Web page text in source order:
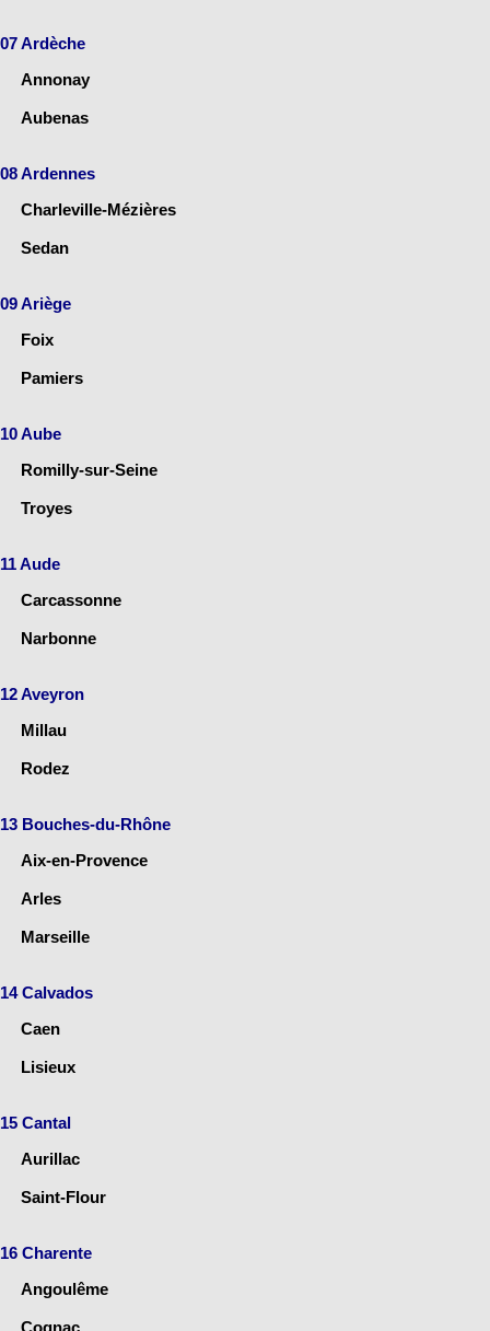
07 Ardèche
Annonay
Aubenas
08 Ardennes
Charleville-Mézières
Sedan
09 Ariège
Foix
Pamiers
10 Aube
Romilly-sur-Seine
Troyes
11 Aude
Carcassonne
Narbonne
12 Aveyron
Millau
Rodez
13 Bouches-du-Rhône
Aix-en-Provence
Arles
Marseille
14 Calvados
Caen
Lisieux
15 Cantal
Aurillac
Saint-Flour
16 Charente
Angoulême
Cognac